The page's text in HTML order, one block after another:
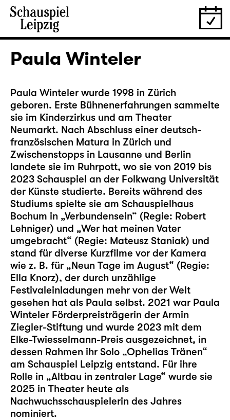
Paula Winteler
Paula Winteler wurde 1998 in Zürich
geboren. Erste Bühnenerfahrungen sammelte
sie im Kinderzirkus und am Theater
Neumarkt. Nach Abschluss einer deutsch-
französischen Matura in Zürich und
Zwischenstopps in Lausanne und Berlin
landete sie im Ruhrpott, wo sie von 2019 bis
2023 Schauspiel an der Folkwang Universität
der Künste studierte. Bereits während des
Studiums spielte sie am Schauspielhaus
Bochum in „Verbundensein“ (Regie: Robert
Lehniger) und „Wer hat meinen Vater
umgebracht“ (Regie: Mateusz Staniak) und
stand für diverse Kurzfilme vor der Kamera
wie z. B. für „Neun Tage im August“ (Regie:
Ella Knorz), der durch unzählige
Festivaleinladungen mehr von der Welt
gesehen hat als Paula selbst. 2021 war Paula
Winteler Förderpreisträgerin der Armin
Ziegler-Stiftung und wurde 2023 mit dem
Elke-Twiesselmann-Preis ausgezeichnet, in
dessen Rahmen ihr Solo „Ophelias Tränen“
am Schauspiel Leipzig entstand. Für ihre
Rolle in „Altbau in zentraler Lage“ wurde sie
2025 in Theater heute als
Nachwuchsschauspielerin des Jahres
nominiert.